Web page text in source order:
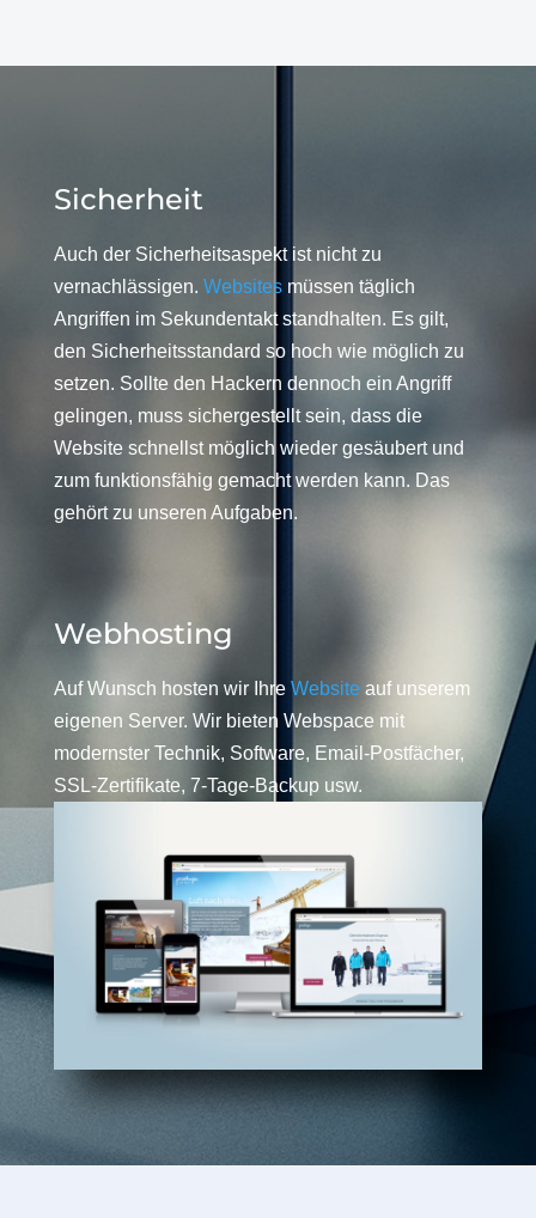
Sicherheit
Auch der Sicherheitsaspekt ist nicht zu
vernachlässigen. Websitesmüssen täglich
Angriffen im Sekundentakt standhalten. Es gilt,
den Sicherheitsstandard so hoch wie möglich zu
setzen. Sollte den Hackern dennoch ein Angriff
gelingen, muss sichergestellt sein, dass die
Website schnellst möglich wieder gesäubert und
zum funktionsfähig gemacht werden kann. Das
gehört zu unseren Aufgaben.
Webhosting
Auf Wunsch hosten wir Ihre Website auf unserem
eigenen Server. Wir bieten Webspace mit
modernster Technik, Software, Email-Postfächer,
SSL-Zertifikate, 7-Tage-Backup usw.